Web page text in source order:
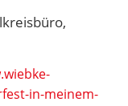
in-meinem-